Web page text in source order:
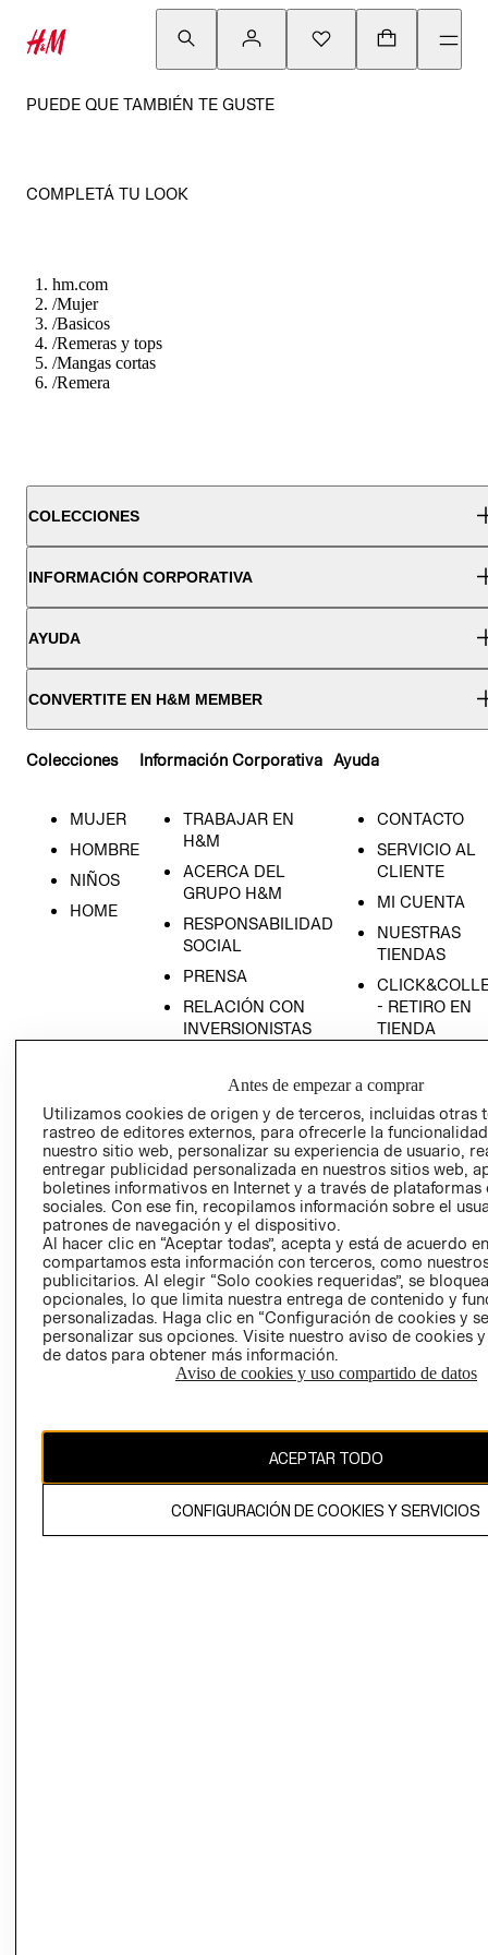
PUEDE QUE TAMBIÉN TE GUSTE
COMPLETÁ TU LOOK
hm.com
/Mujer
/Basicos
/Remeras y tops
/Mangas cortas
/Remera
COLECCIONES
INFORMACIÓN CORPORATIVA
AYUDA
CONVERTITE EN H&M MEMBER
Colecciones
MUJER
HOMBRE
NIÑOS
HOME
Información Corporativa
TRABAJAR EN
H&M
ACERCA DEL
GRUPO H&M
RESPONSABILIDAD
SOCIAL
PRENSA
RELACIÓN CON
INVERSIONISTAS
EMPRESARIAL
Ayuda
CONTACTO
SERVICIO AL
CLIENTE
MI CUENTA
NUESTRAS
TIENDAS
- RETIRO EN
TIENDA
CONDICIONES
AVISO DE
PRIVACIDAD
GIFT CARD
AVISO DE
COOKIES
Uruguay ($U)
El contenido de esta página web está protegido por copyright y es
propiedad de H&M Hennes & Mauritz AB.
Antes de empezar a comprar
Utilizamos cookies de origen y de terceros, incluidas otras
rastreo de editores externos, para ofrecerle la
nuestro sitio web, personalizar su experiencia de usuario,
entregar publicidad personalizada en nuestros sitios web,
boletines informativos en Internet y a través de plataformas
sociales. Con ese fin, recopilamos información sobre el
patrones de navegación y el dispositivo.
Al hacer clic en “Aceptar todas”, acepta y está de acuerdo
compartamos esta información con terceros, como
publicitarios. Al elegir “Solo cookies requeridas”, se
opcionales, lo que limita nuestra entrega de contenido y
personalizadas. Haga clic en “Configuración de cookies y
personalizar sus opciones. Visite nuestro aviso de cookies
de datos para obtener más información.
Aviso de cookies y uso compartido de datos
ACEPTAR TODO
CONFIGURACIÓN DE COOKIES Y SERVICIOS